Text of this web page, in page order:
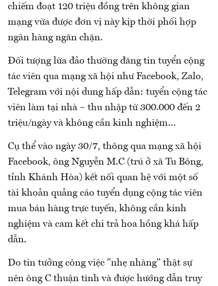
chiếm đoạt 120 triệu đồng trên không gian
mạng vừa được đơn vị này kịp thời phối hợp
ngân hàng ngăn chặn.
Đối tượng lừa đảo thường đăng tin tuyển cộng
tác viên qua mạng xã hội như Facebook, Zalo,
Telegram với nội dung hấp dẫn: tuyển cộng tác
viên làm tại nhà – thu nhập từ 300.000 đến 2
triệu/ngày và không cần kinh nghiệm…
Cụ thể vào ngày 30/7, thông qua mạng xã hội
Facebook, ông Nguyễn M.C (trú ở xã Tu Bông,
tỉnh Khánh Hòa) kết nối quan hệ với một số
tài khoản quảng cáo tuyển dụng cộng tác viên
mua bán hàng trực tuyến, không cần kinh
nghiệm và cam kết chi trả hoa hồng khá hấp
dẫn.
Do tin tưởng công việc "nhẹ nhàng" thật sự
nên ông C thuận tình và được hướng dẫn truy